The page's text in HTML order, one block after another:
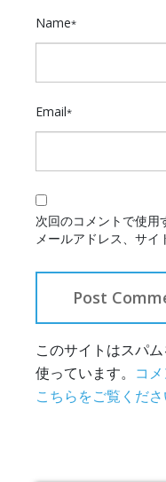
Name*
Email*
次回のコメントで使用
メールアドレス、サイ
このサイトはスパ
使っています。 コ
こちらをご覧くだ